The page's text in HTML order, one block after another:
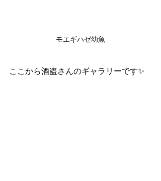
モエギハゼ幼魚
ここから酒盗さんのギャラリーです✨